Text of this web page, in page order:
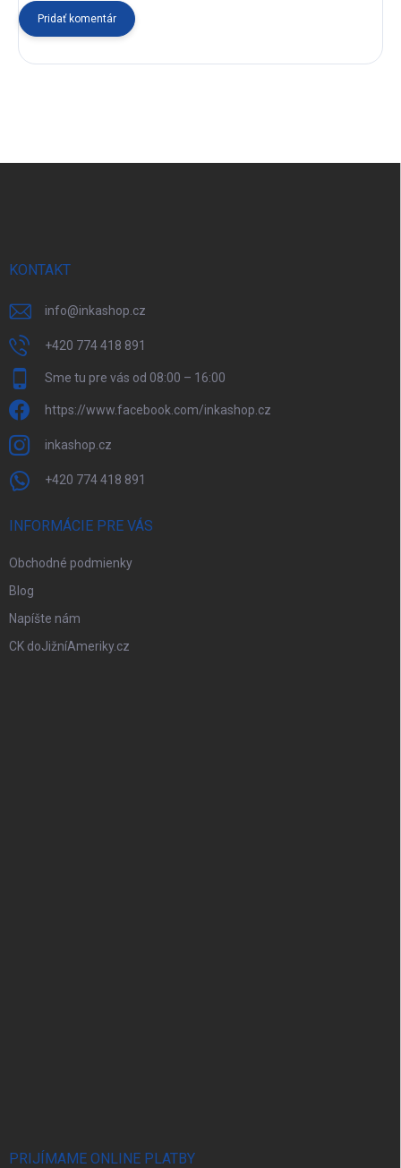
Pridať komentár
KONTAKT
info@inkashop.cz
+420 774 418 891
Sme tu pre vás od 08:00 – 16:00
https://www.facebook.com/inkashop.cz
inkashop.cz
+420 774 418 891
INFORMÁCIE PRE VÁS
Obchodné podmienky
Blog
Napíšte nám
CK doJižníAmeriky.cz
PRIJÍMAME ONLINE PLATBY